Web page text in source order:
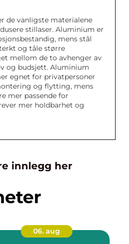
de vanligste materialene
stillaser. Aluminium er
mens stål
og tåle større
mellom de to avhenger av
og budsjett. Aluminium
egnet for privatpersoner
og flytting, mens
mer passende for
mer holdbarhet og
innlegg her
06. aug